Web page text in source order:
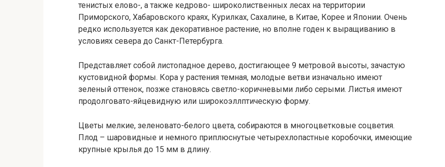
тенистых елово-, а также кедрово- широколиственных лесах на территории
Приморского, Хабаровского краях, Курилках, Сахалине, в Китае, Корее и Японии. Очень
редко используется как декоративное растение, но вполне годен к выращиванию в
условиях севера до Санкт-Петербурга.
Представляет собой листопадное дерево, достигающее 9 метровой высоты, зачастую
кустовидной формы. Кора у растения темная, молодые ветви изначально имеют
зеленый оттенок, позже становясь светло-коричневыми либо серыми. Листья имеют
продолговато-яйцевидную или широкоэллптическую форму.
Цветы мелкие, зеленовато-белого цвета, собираются в многоцветковые соцветия.
Плод – шаровидные и немного приплюснутые четырехлопастные коробочки, имеющие
крупные крылья до 15 мм в длину.